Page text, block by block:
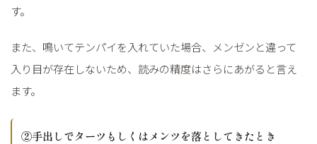
す。
また、鳴いてテンパイを入れていた場合、メンゼンと違って
入り目が存在しないため、読みの精度はさらにあがると言え
ます。
②手出しでターツもしくはメンツを落としてきたとき